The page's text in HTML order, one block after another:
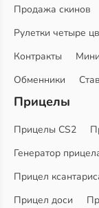
Продажа скинов
Рулетки четыре
Контракты
Обменники
Прицелы
Прицелы CS2
Генератор
Прицел
Прицел доси